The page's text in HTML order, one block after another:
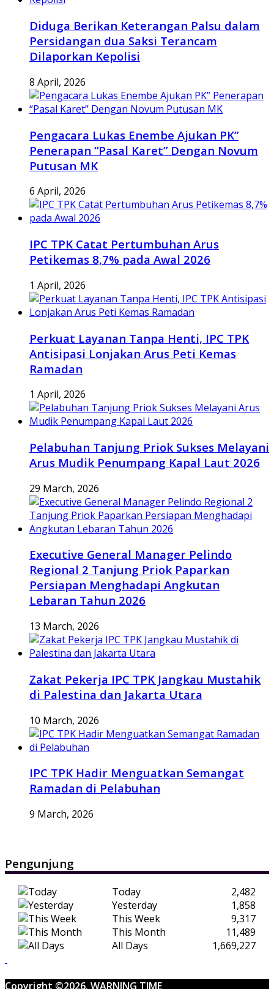
Diduga Berikan Keterangan Palsu dalam
Persidangan dua Saksi Terancam
Dilaporkan Kepolisi
8 April, 2026
Pengacara Lukas Enembe Ajukan PK”
Penerapan “Pasal Karet” Dengan Novum
Putusan MK
6 April, 2026
IPC TPK Catat Pertumbuhan Arus
Petikemas 8,7% pada Awal 2026
1 April, 2026
Perkuat Layanan Tanpa Henti, IPC TPK
Antisipasi Lonjakan Arus Peti Kemas
Ramadan
1 April, 2026
Pelabuhan Tanjung Priok Sukses Melayani
Arus Mudik Penumpang Kapal Laut 2026
29 March, 2026
Executive General Manager Pelindo
Regional 2 Tanjung Priok Paparkan
Persiapan Menghadapi Angkutan
Lebaran Tahun 2026
13 March, 2026
Zakat Pekerja IPC TPK Jangkau Mustahik
di Palestina dan Jakarta Utara
10 March, 2026
IPC TPK Hadir Menguatkan Semangat
Ramadan di Pelabuhan
9 March, 2026
Pengunjung
Today
2,482
Yesterday
1,858
This Week
9,317
This Month
11,489
All Days
1,669,227
Copyright ©2026. WARNING TIME